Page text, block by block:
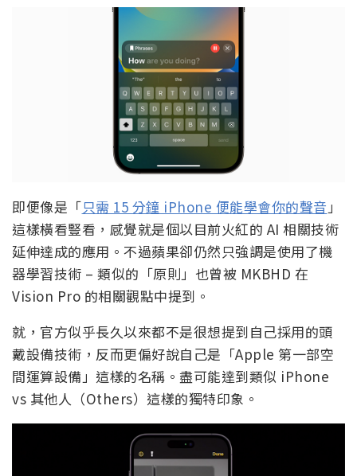
即便像是「只需 15 分鐘 iPhone 便能學會你的聲音 」
這樣橫看豎看，感覺就是個以目前火紅的 AI 相關技術
延伸達成的應用。不過蘋果卻仍然只強調是使用了機
器學習技術 – 類似的「原則」也曾被 MKBHD 在
Vision Pro 的相關觀點中提到。
就，官方似乎長久以來都不是很想提到自己採用的頭
戴設備技術，反而更偏好說自己是「Apple 第一部空
間運算設備」這樣的名稱。盡可能達到類似 iPhone
vs 其他人（Others）這樣的獨特印象。